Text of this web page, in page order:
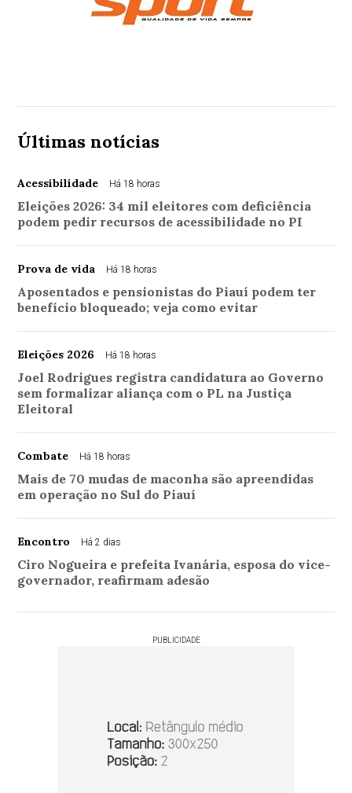
Últimas notícias
Acessibilidade Há 18 horas
Eleições 2026: 34 mil eleitores com deficiência
podem pedir recursos de acessibilidade no PI
Prova de vida Há 18 horas
Aposentados e pensionistas do Piauí podem ter
benefício bloqueado; veja como evitar
Eleições 2026 Há 18 horas
Joel Rodrigues registra candidatura ao Governo
sem formalizar aliança com o PL na Justiça
Eleitoral
Combate Há 18 horas
Mais de 70 mudas de maconha são apreendidas
em operação no Sul do Piauí
Encontro Há 2 dias
Ciro Nogueira e prefeita Ivanária, esposa do vice-
governador, reafirmam adesão
PUBLICIDADE